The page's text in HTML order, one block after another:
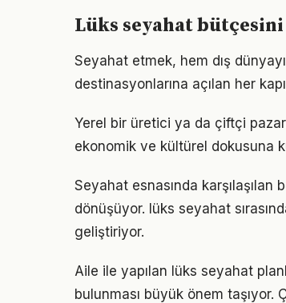
Lüks seyahat
Seyahat etmek, hem dış
destinasyonlarına açılan her
Yerel bir üretici ya da çiftçi
ekonomik ve kültürel dokusuna
Seyahat esnasında
dönüşüyor. lüks seyahat
geliştiriyor.
Aile ile yapılan lüks seyahat
bulunması büyük önem taşıyor.